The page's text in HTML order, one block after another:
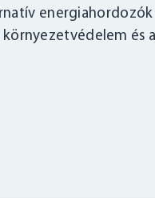
energiahordozók
és